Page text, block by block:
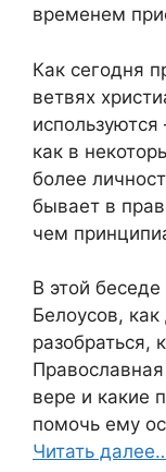
временем
Как сегодня
ветвях
как в
более
бывает в
чем
В этой
Белоусов,
разобраться,
вере и какие
помочь ему
Читать